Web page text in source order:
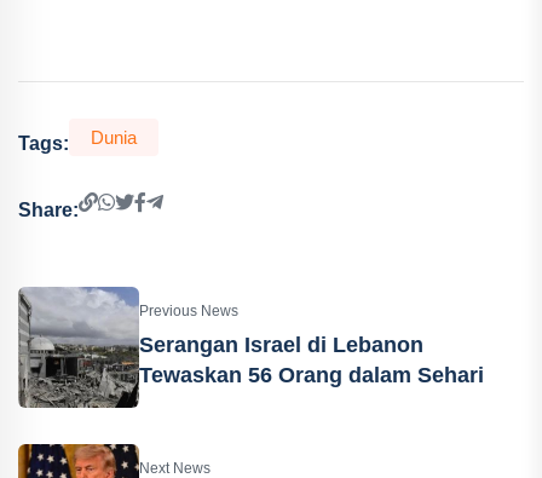
Tags: Dunia
Share:
Previous News
Serangan Israel di Lebanon
Tewaskan 56 Orang dalam Sehari
Next News